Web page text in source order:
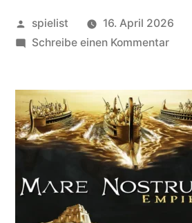
Veröffentlicht
von
spielist
16. April 2026
Schreibe einen Kommentarzu